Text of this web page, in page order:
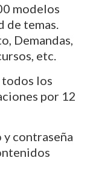
modelos
de temas.
Demandas,
etc.
los
por 12
y contraseña